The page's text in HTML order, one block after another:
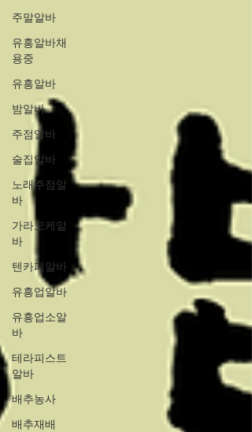
주말알바
유흥알바채
용중
유흥알바
밤알바
주점알바
술집알바
노래주점알
바
가라오케알
바
텐카페알바
유흥업알바
유흥업소알
바
테라피스트
알바
배추농사
배추재배